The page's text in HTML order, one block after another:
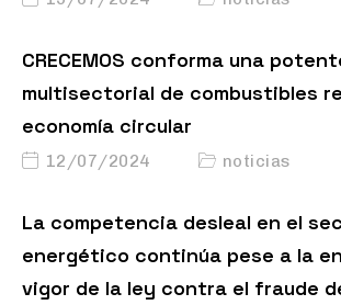
CRECEMOS conforma una
multisectorial de combustibles
economía circular
12/07/2024 noticias
La competencia desleal en el
energético continúa pese a la
vigor de la ley contra el fraude